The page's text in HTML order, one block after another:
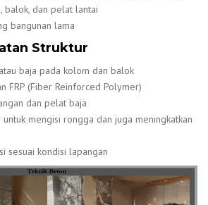
balok, dan pelat lantai
bangunan lama
Struktur
baja pada kolom dan balok
FRP (Fiber Reinforced Polymer)
dan pelat baja
untuk mengisi rongga dan juga meningkatkan
sesuai kondisi lapangan